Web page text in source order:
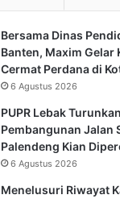
Bersama Dinas
Banten, Maxim Gelar
Cermat Perdana di
6 Agustus 2026
PUPR Lebak
Pembangunan Jalan
Palendeng Kian
6 Agustus 2026
Menelusuri Riwayat